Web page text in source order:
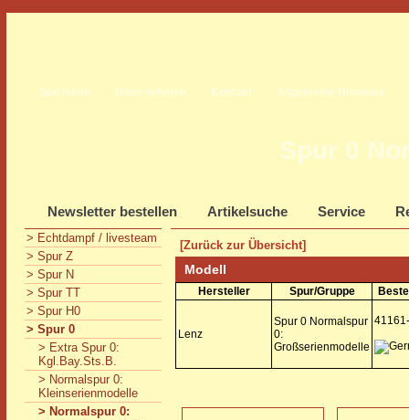
Startseite Unternehmen Kontakt Allgemeine Hinweise
Spur 0
Newsletter bestellen Artikelsuche Service
> Echtdampf / livesteam
> Spur Z
> Spur N
> Spur TT
> Spur H0
> Spur 0
> Extra Spur 0:
Kgl.Bay.Sts.B.
> Normalspur 0:
Kleinserienmodelle
> Normalspur 0:
[Zurück zur Übersicht]
Modell
Hersteller Spur/Gruppe
Lenz
Spur 0 Normalspur
0:
Großserienmodelle